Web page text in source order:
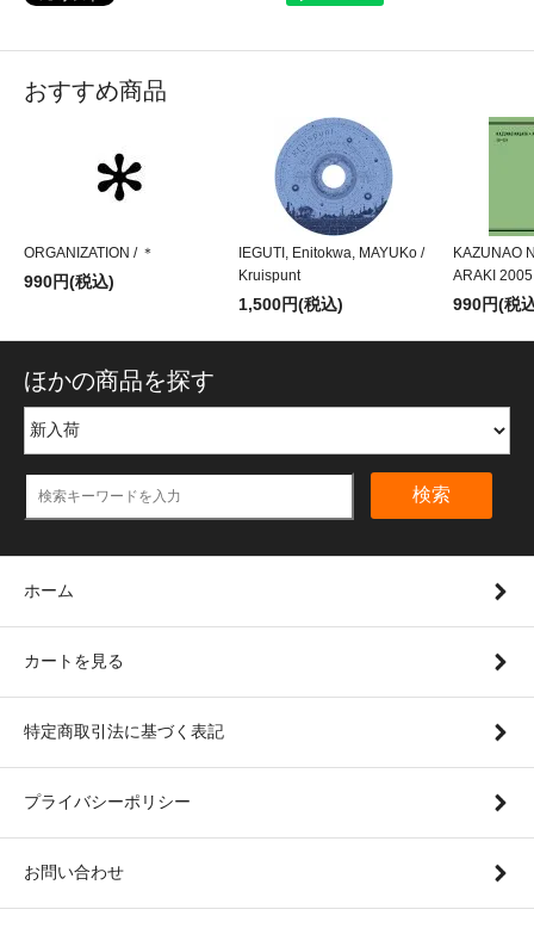
おすすめ商品
ORGANIZATION / ＊
990円(税込)
IEGUTI, Enitokwa, MAYUKo /
Kruispunt
1,500円(税込)
KAZUNAO
ARAKI
990円(税
ほかの商品を探す
検索
ホーム
カートを見る
特定商取引法に基づく表記
プライバシーポリシー
お問い合わせ